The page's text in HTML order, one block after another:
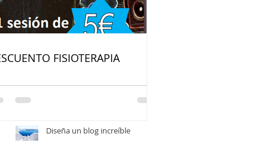
Escribe en tu blog desde tu
Diseña un blog increíble
FISIOTERAPIA